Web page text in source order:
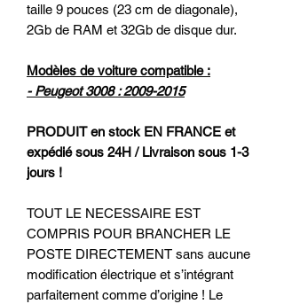
taille 9 pouces (23 cm de diagonale),
2Gb de RAM et 32Gb de disque dur.
Modèles de voiture compatible :
- Peugeot 3008 : 2009-2015
PRODUIT en stock EN FRANCE et
expédié sous 24H / Livraison sous 1-3
jours !
TOUT LE NECESSAIRE EST
COMPRIS POUR BRANCHER LE
POSTE DIRECTEMENT sans aucune
modification électrique et s’intégrant
parfaitement comme d’origine ! Le